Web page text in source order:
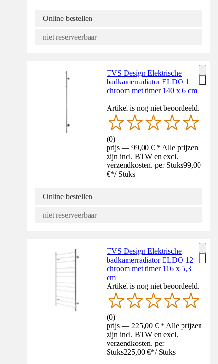
Online bestellen
niet reserveerbaar
TVS Design Elektrische
badkamerradiator ELDO 1
chroom met timer 140 x 6 cm
Artikel is nog niet beoordeeld.
(0)
prijs — 99,00 € * Alle prijzen
zijn incl. BTW en excl.
verzendkosten. per Stuks99,00
€*/ Stuks
Online bestellen
niet reserveerbaar
TVS Design Elektrische
badkamerradiator ELDO 12
chroom met timer 116 x 5,3
cm
Artikel is nog niet beoordeeld.
(0)
prijs — 225,00 € * Alle prijzen
zijn incl. BTW en excl.
verzendkosten. per
Stuks225,00 €*/ Stuks